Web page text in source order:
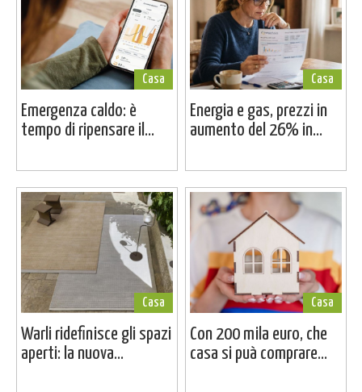
Casa
Emergenza caldo: è
tempo di ripensare il...
Casa
Energia e gas, prezzi in
aumento del 26% in...
Casa
Warli ridefinisce gli spazi
aperti: la nuova...
Casa
Con 200 mila euro, che
casa si puà comprare...